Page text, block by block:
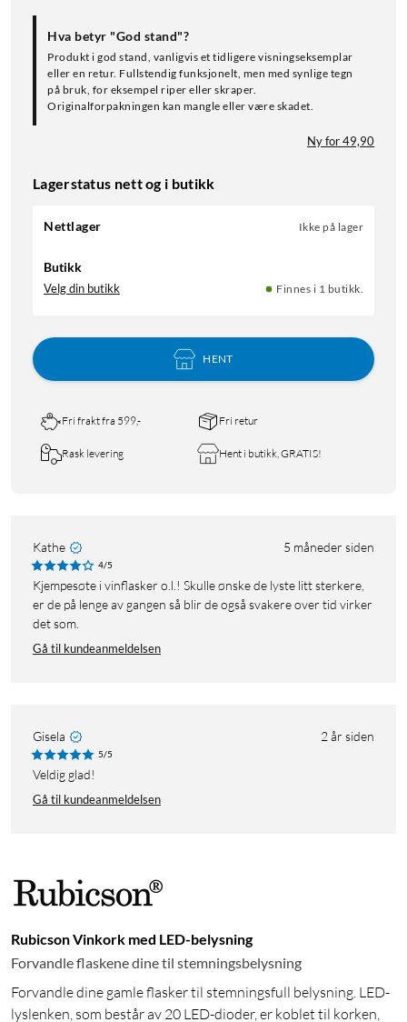
Hva betyr "God stand"?
Produkt i god stand, vanligvis et tidligere visningseksemplar
eller en retur. Fullstendig funksjonelt, men med synlige tegn
på bruk, for eksempel riper eller skraper.
Originalforpakningen kan mangle eller være skadet.
Ny for 49,90
Lagerstatus nett og i butikk
Nettlager Ikke på lager
Butikk
Velg din butikk Finnes i 1 butikk.
HENT
Fri frakt fra 599,- Fri retur
Rask levering Hent i butikk, GRATIS!
Kathe 5 måneder siden
4/5
Kjempesøte i vinflasker o.l.! Skulle ønske de lyste litt sterkere,
er de på lenge av gangen så blir de også svakere over tid virker
det som.
Gå til kundeanmeldelsen
Gisela 2 år siden
5/5
Veldig glad!
Gå til kundeanmeldelsen
Rubicson Vinkork med LED-belysning
Forvandle flaskene dine til stemningsbelysning
Forvandle dine gamle flasker til stemningsfull belysning. LED-
lyslenken, som består av 20 LED-dioder, er koblet til korken,